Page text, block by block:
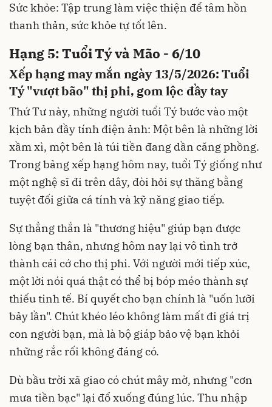
Sức khỏe: Tập trung làm việc thiện để tâm hồn
thanh thản, sức khỏe tự tốt lên.
Hạng 5: Tuổi Tý và Mão - 6/10
Xếp hạng may mắn ngày 13/5/2026: Tuổi
Tý "vượt bão" thị phi, gom lộc đầy tay
Thứ Tư này, những người tuổi Tý bước vào một
kịch bản đầy tính điện ảnh: Một bên là những lời
xầm xì, một bên là túi tiền đang dần căng phồng.
Trong bảng xếp hạng hôm nay, tuổi Tý giống như
một nghệ sĩ đi trên dây, đòi hỏi sự thăng bằng
tuyệt đối giữa cá tính và kỹ năng giao tiếp.
Sự thẳng thắn là "thương hiệu" giúp bạn được
lòng bạn thân, nhưng hôm nay lại vô tình trở
thành cái cớ cho thị phi. Với người mới tiếp xúc,
một lời nói quá thật có thể bị bóp méo thành sự
thiếu tinh tế. Bí quyết cho bạn chính là "uốn lưỡi
bảy lần". Chút khéo léo không làm mất đi giá trị
con người bạn, mà là bộ giáp bảo vệ bạn khỏi
những rắc rối không đáng có.
Dù bầu trời xã giao có chút mây mờ, nhưng "cơn
mưa tiền bạc" lại đổ xuống đúng lúc. Thu nhập